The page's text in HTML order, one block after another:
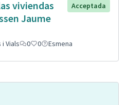
viviendas
Jaume
Acceptada
Vials 0 0 Esmena